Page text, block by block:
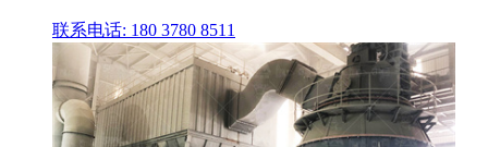
联系电话: 180 3780 8511